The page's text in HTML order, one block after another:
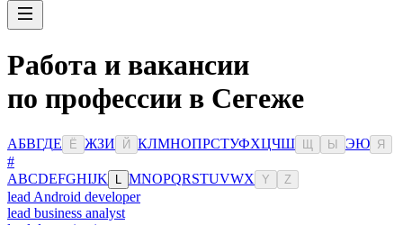
Работа и вакансии
по профессии в Сегеже
АБВГДЕ Ё ЖЗИ Й КЛМНОПРСТУФХЦЧШ Ы ЭЮ Я
#
ABCDEFGHIJK MNOPQRSTUVWX Y Z
lead Android developer
lead business analyst